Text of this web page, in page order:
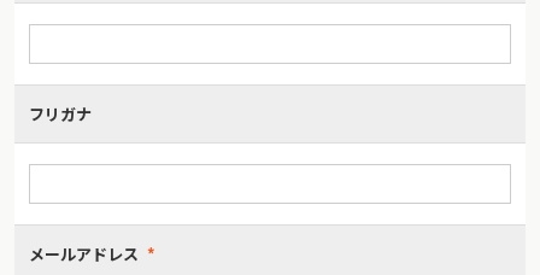
フリガナ
メールアドレス *